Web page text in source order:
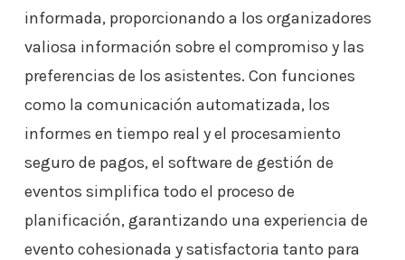
informada, proporcionando a los organizadores
valiosa información sobre el compromiso y las
preferencias de los asistentes. Con funciones
como la comunicación automatizada, los
informes en tiempo real y el procesamiento
seguro de pagos, el software de gestión de
eventos simplifica todo el proceso de
planificación, garantizando una experiencia de
evento cohesionada y satisfactoria tanto para